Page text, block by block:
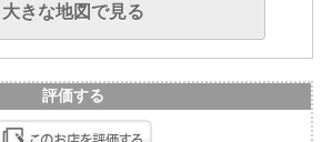
大きな地図で見る
評価する